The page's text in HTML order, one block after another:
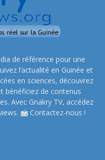
de référence pour une
l’actualité en Guinée et
en sciences, découvrez
bénéficiez de contenus
Avec Gnakry TV, accédez
Contactez-nous !